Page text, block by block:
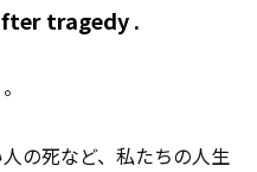
tragedy.
の死など、私たちの人生